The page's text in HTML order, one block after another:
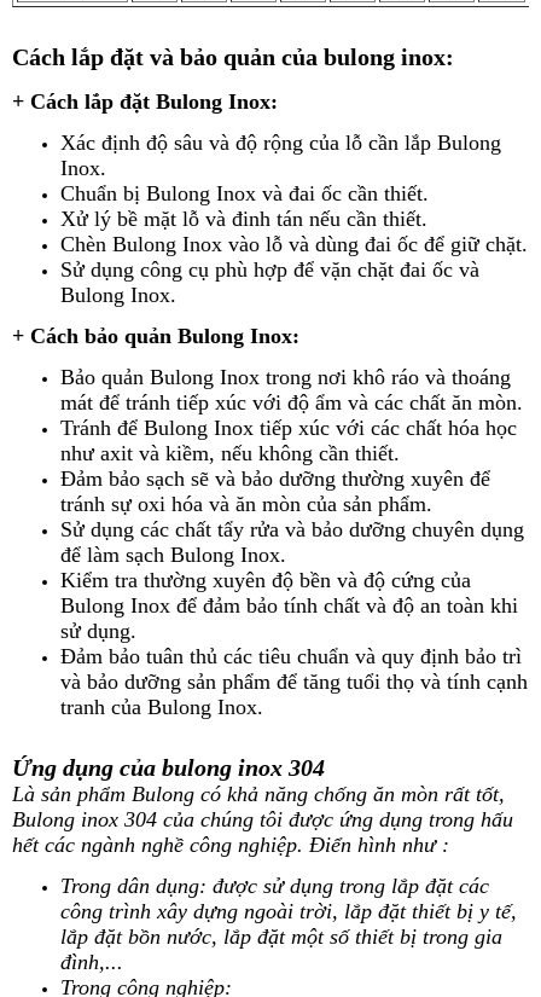
Cách lắp đặt và bảo quản của bulong inox:
+ Cách lắp đặt Bulong Inox:
Xác định độ sâu và độ rộng của lỗ cần lắp Bulong
Inox.
Chuẩn bị Bulong Inox và đai ốc cần thiết.
Xử lý bề mặt lỗ và đinh tán nếu cần thiết.
Chèn Bulong Inox vào lỗ và dùng đai ốc để giữ chặt.
Sử dụng công cụ phù hợp để vặn chặt đai ốc và
Bulong Inox.
+ Cách bảo quản Bulong Inox:
Bảo quản Bulong Inox trong nơi khô ráo và thoáng
mát để tránh tiếp xúc với độ ẩm và các chất ăn mòn.
Tránh để Bulong Inox tiếp xúc với các chất hóa học
như axit và kiềm, nếu không cần thiết.
Đảm bảo sạch sẽ và bảo dưỡng thường xuyên để
tránh sự oxi hóa và ăn mòn của sản phẩm.
Sử dụng các chất tẩy rửa và bảo dưỡng chuyên dụng
để làm sạch Bulong Inox.
Kiểm tra thường xuyên độ bền và độ cứng của
Bulong Inox để đảm bảo tính chất và độ an toàn khi
sử dụng.
Đảm bảo tuân thủ các tiêu chuẩn và quy định bảo trì
và bảo dưỡng sản phẩm để tăng tuổi thọ và tính cạnh
tranh của Bulong Inox.
Ứng dụng của bulong inox 304
Là sản phẩm Bulong có khả năng chống ăn mòn rất tốt,
Bulong inox 304 của chúng tôi được ứng dụng trong hấu
hết các ngành nghề công nghiệp. Điển hình như :
Trong dân dụng: được sử dụng trong lắp đặt các
công trình xây dựng ngoài trời, lắp đặt thiết bị y tế,
lắp đặt bồn nước, lắp đặt một số thiết bị trong gia
đình,...
Trong công nghiệp: